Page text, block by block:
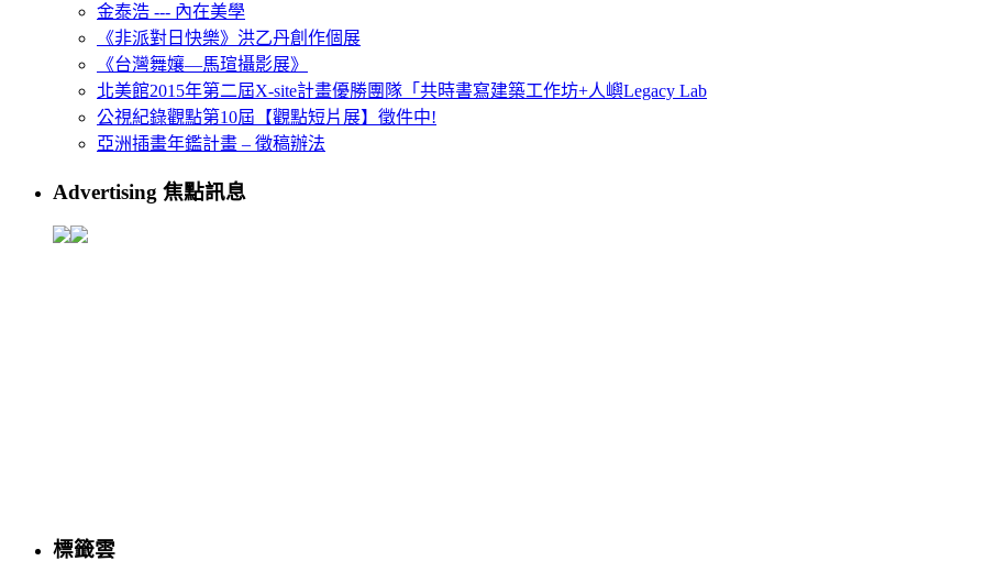
金泰浩 --- 內在美學
《非派對日快樂》洪乙丹創作個展
《台灣舞孃—馬瑄攝影展》
北美館2015年第二屆X-site計畫優勝團隊「共時書寫建築工作坊+人嶼Legacy Lab
公視紀錄觀點第10屆【觀點短片展】徵件中!
亞洲插畫年鑑計畫 – 徵稿辦法
Advertising 焦點訊息
標籤雲